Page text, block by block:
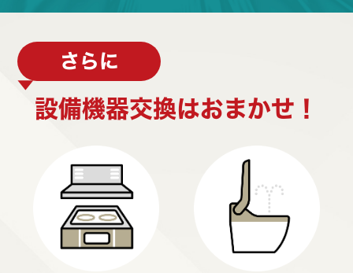
さらに
設備機器交換はおまかせ！